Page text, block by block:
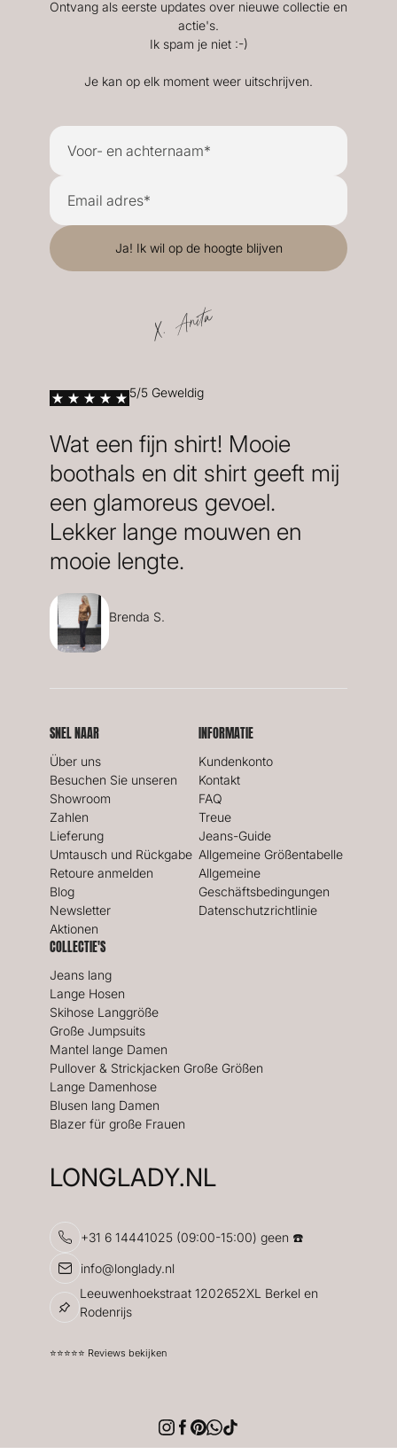
Ontvang als eerste updates over nieuwe collectie en
actie's.
Ik spam je niet :-)
Je kan op elk moment weer uitschrijven.
X. Anita
5/5 Geweldig
Wat een fijn shirt! Mooie
boothals en dit shirt geeft mij
een glamoreus gevoel.
Lekker lange mouwen en
mooie lengte.
Brenda S.
SNEL NAAR
Über uns
Besuchen Sie unseren
Showroom
Zahlen
Lieferung
Umtausch und Rückgabe
Retoure anmelden
Blog
Newsletter
Aktionen
INFORMATIE
Kundenkonto
Kontakt
FAQ
Treue
Jeans-Guide
Allgemeine Größentabelle
Allgemeine
Geschäftsbedingungen
Datenschutzrichtlinie
COLLECTIE'S
Jeans lang
Lange Hosen
Skihose Langgröße
Große Jumpsuits
Mantel lange Damen
Pullover & Strickjacken Große Größen
Lange Damenhose
Blusen lang Damen
Blazer für große Frauen
LONGLADY.NL
+31 6 14441025 (09:00-15:00) geen ☎️
info@longlady.nl
Leeuwenhoekstraat 1202652XL Berkel en
Rodenrijs
⭐️⭐️⭐️⭐️⭐️ Reviews bekijken